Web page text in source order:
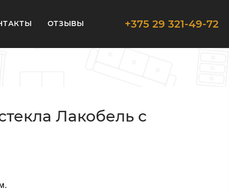
ОТЗЫВЫ +375 29 321-49-72
Лакобель с